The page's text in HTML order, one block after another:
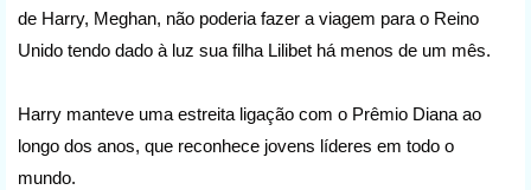
de Harry, Meghan, não poderia fazer a viagem para o Reino
Unido tendo dado à luz sua filha Lilibet há menos de um mês.
Harry manteve uma estreita ligação com o Prêmio Diana ao
longo dos anos, que reconhece jovens líderes em todo o
mundo.